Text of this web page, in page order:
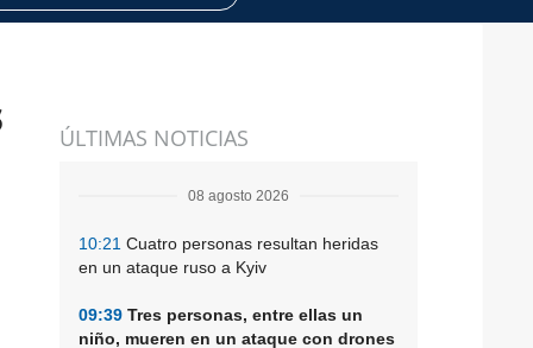
Suscripción
ÚLTIMAS NOTICIAS
08 agosto 2026
10:21 Cuatro personas resultan heridas
en un ataque ruso a Kyiv
09:39 Tres personas, entre ellas un
niño, mueren en un ataque con drones